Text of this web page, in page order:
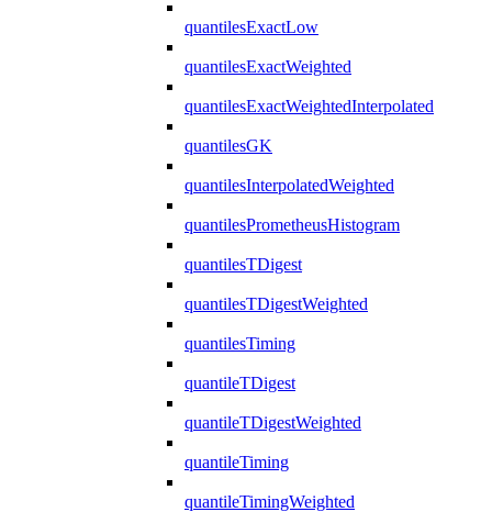
quantilesExactLow
quantilesExactWeighted
quantilesExactWeightedInterpolated
quantilesGK
quantilesInterpolatedWeighted
quantilesPrometheusHistogram
quantilesTDigest
quantilesTDigestWeighted
quantilesTiming
quantileTDigest
quantileTDigestWeighted
quantileTiming
quantileTimingWeighted